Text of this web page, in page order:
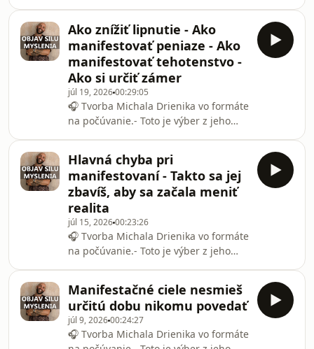
správnym smero
aj obraz, vizualizácie či bonusový
obsah, hľadajte Michal Drienik priamo
na YouTube.🧭 Chceš zmeniť realitu,
ovládnuť myseľ a objaviť silu
manifestácie?- Stiahni si vizualizačnú
nahrávku budúcnosti ZADARMO, ktorá
ti pomôže nasmerovať energiu tým
správnym smero
Ako znížiť lipnutie - Ako
manifestovať peniaze - Ako
manifestovať tehotenstvo -
Ako si určiť zámer
júl 19, 202600:29:05
🎧 Tvorba Michala Drienika vo formáte
na počúvanie.- Toto je výber z jeho
aj obraz, vizualizácie či bonusový
obsah, hľadajte Michal Drienik priamo
na YouTube.🧭 Chceš zmeniť realitu,
ovládnuť myseľ a objaviť silu
manifestácie?- Stiahni si vizualizačnú
nahrávku budúcnosti ZADARMO, ktorá
ti pomôže nasmerovať energiu tým
správnym smero
Hlavná chyba pri
manifestovaní - Takto sa jej
zbavíš, aby sa začala meniť
realita
júl 15, 202600:23:26
🎧 Tvorba Michala Drienika vo formáte
na počúvanie.- Toto je výber z jeho
aj obraz, vizualizácie či bonusový
obsah, hľadajte Michal Drienik priamo
na YouTube.🧭 Chceš zmeniť realitu,
ovládnuť myseľ a objaviť silu
Manifestačné ciele nesmieš
určitú dobu nikomu povedať
júl 9, 202600:24:27
🎧 Tvorba Michala Drienika vo formáte